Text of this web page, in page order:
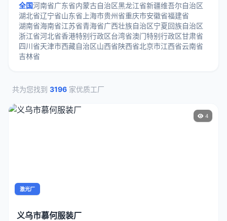
全国河南省广东省内蒙古自治区黑龙江省新疆维吾尔自治区
湖北省辽宁省山东省 上海市贵州省重庆市安徽省福建省
湖南省海南省江苏省青海省广西壮族自治区宁夏回族自治区
浙江省河北省香港特别行政区台湾省澳门特别行政区甘肃省
四川省天津市西藏自治区山西省陕西省北京市江西省云南省
吉林省
共为您找到 3196 家优质工厂
4
激光厂
义乌市慕何服装厂